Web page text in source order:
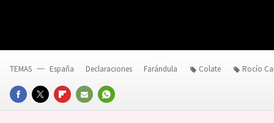
FACEBOOKTWITTERFLIPBOARD
E-
WHATSAPP
TEMAS España Declaraciones Farándula Colate Rocío